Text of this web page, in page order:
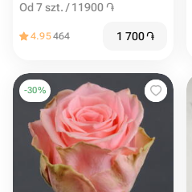
Od 7 szt. / 11900 ֏
4.95464 1 700֏
-30%